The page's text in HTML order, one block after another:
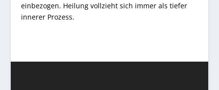
einbezogen. Heilung vollzieht sich immer als tiefer
innerer Prozess.